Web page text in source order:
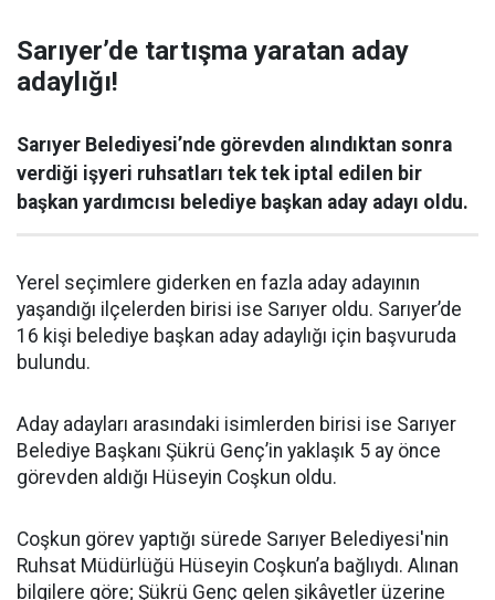
Sarıyer’de tartışma yaratan aday
adaylığı!
Sarıyer Belediyesi’nde görevden alındıktan sonra
verdiği işyeri ruhsatları tek tek iptal edilen bir
başkan yardımcısı belediye başkan aday adayı oldu.
Yerel seçimlere giderken en fazla aday adayının
yaşandığı ilçelerden birisi ise Sarıyer oldu. Sarıyer’de
16 kişi belediye başkan aday adaylığı için başvuruda
bulundu.
Aday adayları arasındaki isimlerden birisi ise Sarıyer
Belediye Başkanı Şükrü Genç’in yaklaşık 5 ay önce
görevden aldığı Hüseyin Coşkun oldu.
Coşkun görev yaptığı sürede Sarıyer Belediyesi'nin
Ruhsat Müdürlüğü Hüseyin Coşkun’a bağlıydı. Alınan
bilgilere göre; Şükrü Genç gelen şikâyetler üzerine